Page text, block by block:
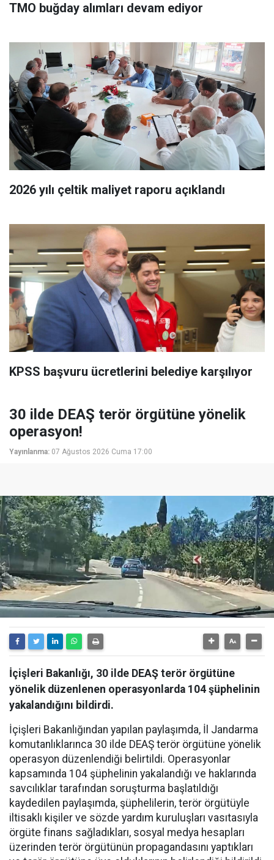
TMO buğday alımları devam ediyor
2026 yılı çeltik maliyet raporu açıklandı
KPSS başvuru ücretlerini belediye karşılıyor
30 ilde DEAŞ terör örgütüne yönelik
operasyon!
Yayınlanma: 07 Ağustos 2026 Cuma 17:00
İçişleri Bakanlığı, 30 ilde DEAŞ terör örgütüne
yönelik düzenlenen operasyonlarda 104 şüphelinin
yakalandığını bildirdi.
İçişleri Bakanlığından yapılan paylaşımda, İl Jandarma
komutanlıklarınca 30 ilde DEAŞ terör örgütüne yönelik
operasyon düzenlendiği belirtildi. Operasyonlar
kapsamında 104 şüphelinin yakalandığı ve haklarında
savcılıklar tarafından soruşturma başlatıldığı
kaydedilen paylaşımda, şüphelilerin, terör örgütüyle
iltisaklı kişiler ve sözde yardım kuruluşları vasıtasıyla
örgüte finans sağladıkları, sosyal medya hesapları
üzerinden terör örgütünün propagandasını yaptıkları